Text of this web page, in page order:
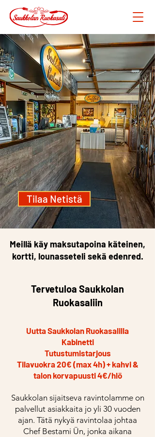
Tilaa Netistä
Meillä käy maksutapoina käteinen,
kortti, lounasseteli sekä edenred.
Tervetuloa Saukkolan
Ruokasaliin
Uutta Saukkolan Ruokasalilla
Kabinetti
Tutustumistarjous
Tilavuokra 20€ (max 4h) + kahvi &
talon korvapuusti 4€/hlö
Saukkolan sijaitseva ravintolamme on
palvellut asiakkaita jo yli 30 vuoden
ajan. Tätä nykyä ravintolaa johtaa
Chef Bestami Ün, jonka aikana